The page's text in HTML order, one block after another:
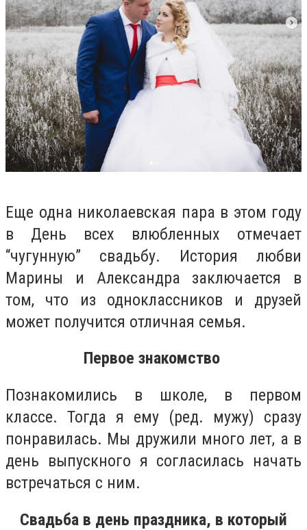
Еще одна николаевская пара в этом году
в День всех влюбленных отмечает
“чугунную” свадьбу. История любви
Марины и Александра заключается в
том, что из одноклассников и друзей
может получится отличная семья.
Первое знакомство
Познакомились в школе, в первом
классе. Тогда я ему (ред. мужу) сразу
понравилась. Мы дружили много лет, а в
день выпускного я согласилась начать
встречаться с ним.
Свадьба в день праздника, в который